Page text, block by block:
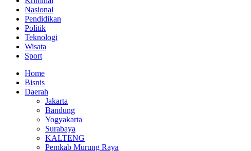
Nasional
Pendidikan
Politik
Teknologi
Wisata
Sport
Home
Bisnis
Daerah
Jakarta
Bandung
Yogyakarta
Surabaya
KALTENG
Pemkab Murung Raya